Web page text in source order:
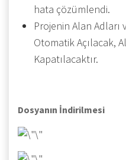
hata çözümlendi.
Projenin Alan Adları
Otomatik Açılacak,
Kapatılacaktır.
Dosyanın İndirilmesi